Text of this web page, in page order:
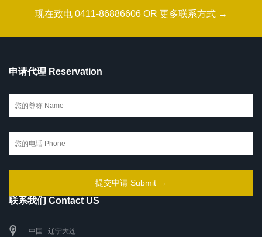
现在致电 0411-86886606 OR 更多联系方式 →
申请代理 Reservation
联系我们 Contact US
中国 . 辽宁大连